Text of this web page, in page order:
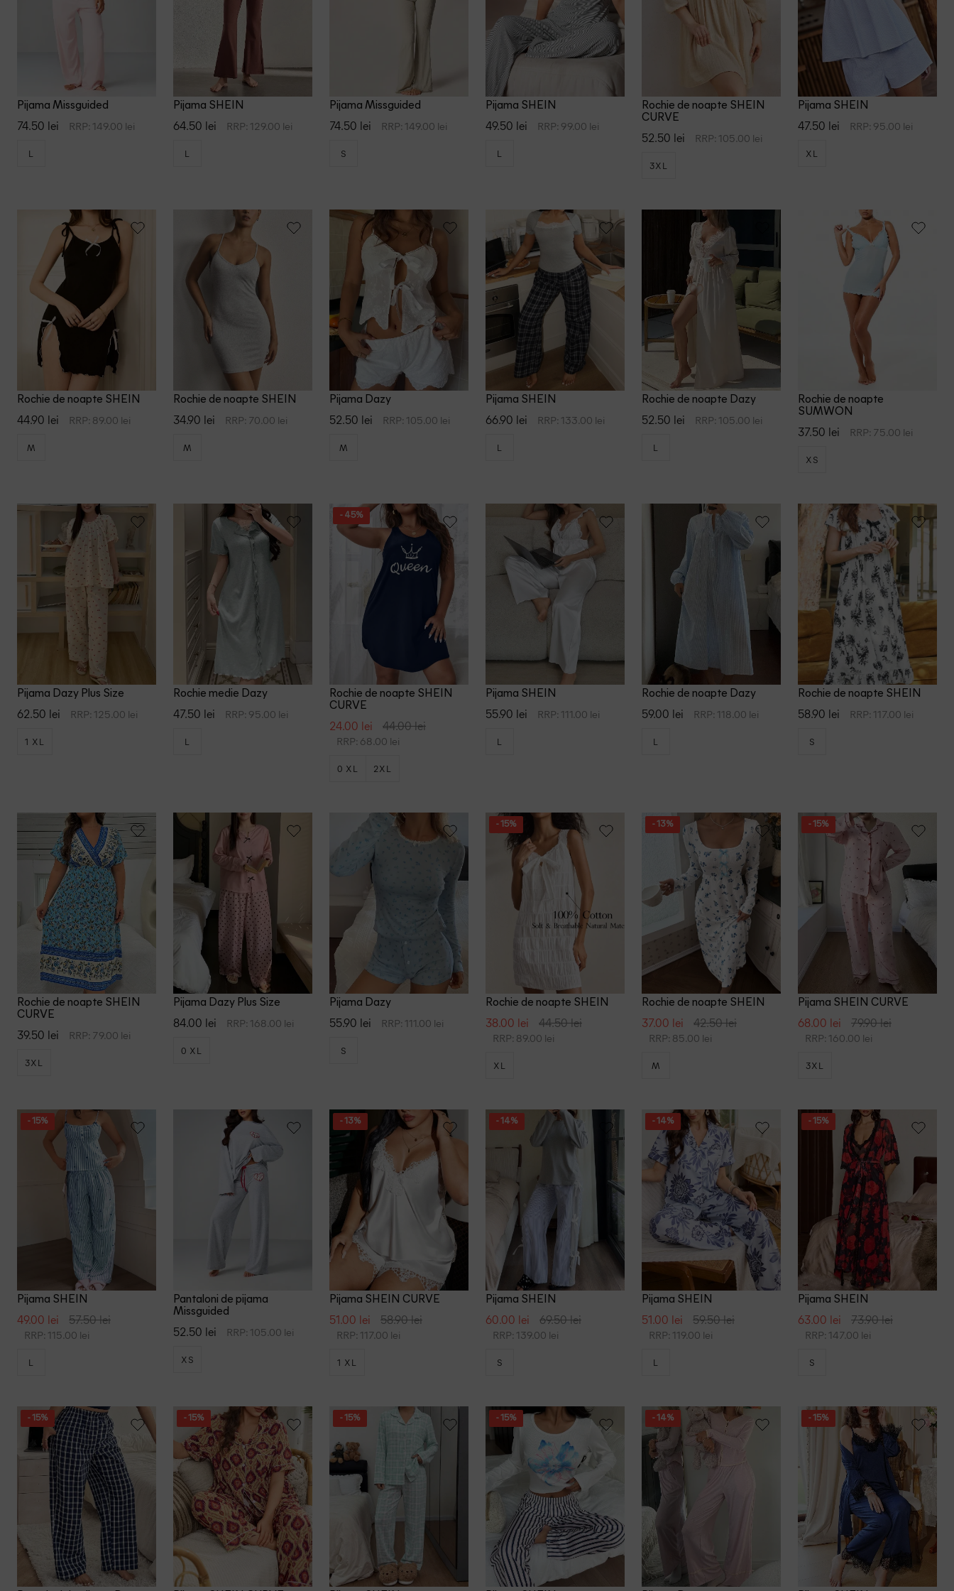
Tezenis
SUMWON
Zara
Pijama Missguided
74.50 lei RRP: 149.00 lei
L
Pijama SHEIN
64.50 lei RRP: 129.00 lei
L
Pijama Missguided
74.50 lei RRP: 149.00 lei
S
Pijama SHEIN
49.50 lei RRP: 99.00 lei
L
Rochie de noapte SHEIN
CURVE
52.50 lei RRP: 105.00 lei
3XL
Pijama SHEIN
47.50 lei RRP: 95.00 lei
XL
Rochie de noapte SHEIN
44.90 lei RRP: 89.00 lei
M
Rochie de noapte SHEIN
34.90 lei RRP: 70.00 lei
M
Pijama Dazy
52.50 lei RRP: 105.00 lei
M
Pijama SHEIN
66.90 lei RRP: 133.00 lei
L
Rochie de noapte Dazy
52.50 lei RRP: 105.00 lei
L
Rochie de noapte
SUMWON
37.50 lei RRP: 75.00 lei
XS
Pijama Dazy Plus Size
62.50 lei RRP: 125.00 lei
1 XL
Rochie medie Dazy
47.50 lei RRP: 95.00 lei
L
- 45%
Rochie de noapte SHEIN
CURVE
24.00 lei 44.00 lei
RRP: 68.00 lei
0 XL 2XL
Pijama SHEIN
55.90 lei RRP: 111.00 lei
L
Rochie de noapte Dazy
59.00 lei RRP: 118.00 lei
L
Rochie de noapte SHEIN
58.90 lei RRP: 117.00 lei
S
Rochie de noapte SHEIN
CURVE
39.50 lei RRP: 79.00 lei
3XL
Pijama Dazy Plus Size
84.00 lei RRP: 168.00 lei
0 XL
Pijama Dazy
55.90 lei RRP: 111.00 lei
S
- 15%
Rochie de noapte SHEIN
38.00 lei 44.50 lei
RRP: 89.00 lei
XL
- 13%
Rochie de noapte SHEIN
37.00 lei 42.50 lei
RRP: 85.00 lei
M
- 15%
Pijama SHEIN CURVE
68.00 lei 79.90 lei
RRP: 160.00 lei
3XL
- 15%
Pijama SHEIN
49.00 lei 57.50 lei
RRP: 115.00 lei
L
Pantaloni de pijama
Missguided
52.50 lei RRP: 105.00 lei
XS
- 13%
Pijama SHEIN CURVE
51.00 lei 58.90 lei
RRP: 117.00 lei
1 XL
- 14%
Pijama SHEIN
60.00 lei 69.50 lei
RRP: 139.00 lei
S
- 14%
Pijama SHEIN
51.00 lei 59.50 lei
RRP: 119.00 lei
L
- 15%
Pijama SHEIN
63.00 lei 73.90 lei
RRP: 147.00 lei
S
- 15% - 15% - 15% - 15% - 14% - 15%